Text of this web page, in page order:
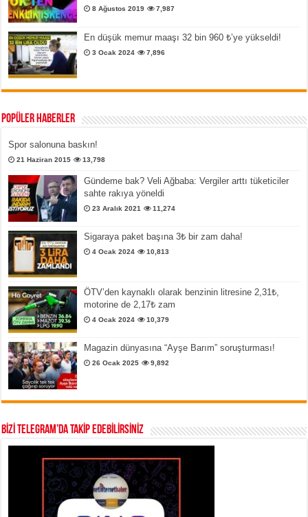
8 Ağustos 2019 7,987
En düşük memur maaşı 32 bin 960 ₺’ye yükseldi!
3 Ocak 2024 7,896
Popüler Haberler
Spor salonuna baskın!
21 Haziran 2015 13,798
Gündeme bak? Veli Ağbaba: Vergiler arttı tüketiciler
sahte rakıya yöneldi
23 Aralık 2021 11,274
Sigaraya paket başına 3₺ bir zam daha!
4 Ocak 2024 10,813
ÖTV’den kaynaklı olarak benzinin litresine 2,31₺,
motorine de 2,17₺ zam
4 Ocak 2024 10,379
Magazin dünyasına “Ayşe Barım” soruşturması!
26 Ocak 2025 9,892
BİZİ TELEGRAM’DA TAKİP EDEBİLİRSİNİZ